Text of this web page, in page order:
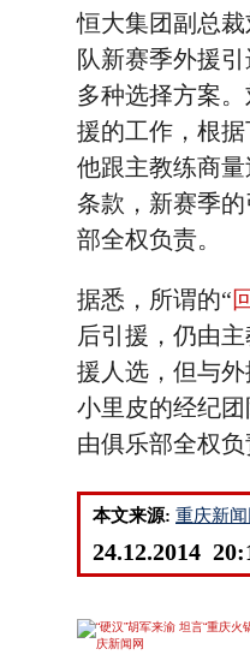
恒大集团副总
队新赛季外援
多种选择方案。
援的工作，根据
他跟主教练商
条款，新赛季
部全权负责。
据悉，所谓的“
后引援，仍由
援人选，但与外
小里皮的经纪团
由俱乐部全权负
本文来源: 重庆新闻
24.12.2014